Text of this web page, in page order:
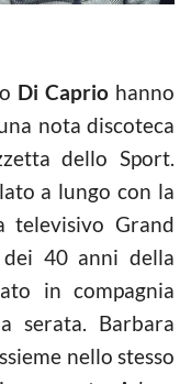
Di Caprio hanno
nota discoteca
dello Sport.
a lungo con la
televisivo Grand
40 anni della
in compagnia
serata. Barbara
nello stesso